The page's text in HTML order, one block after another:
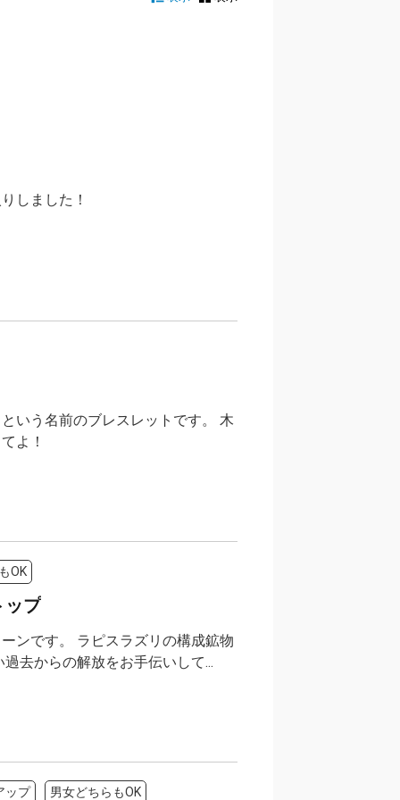
しました！
いう名前のブレスレットです。 木
よ！
OK
ップ
ンです。 ラピスラズリの構成鉱物
去からの解放をお手伝いして...
ップ 男女どちらもOK